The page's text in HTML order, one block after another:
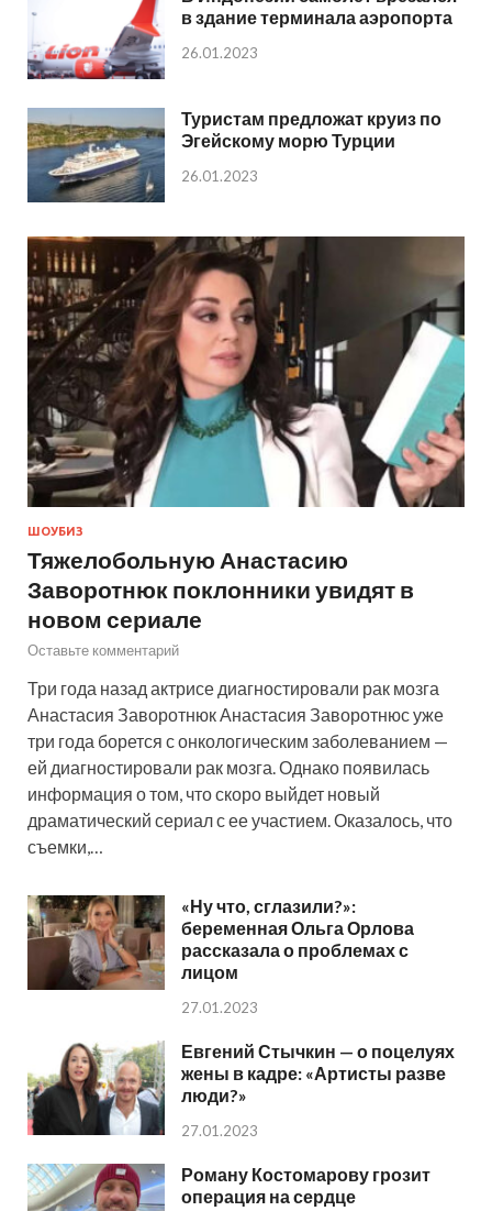
в здание терминала аэропорта
26.01.2023
Туристам предложат круиз по
Эгейскому морю Турции
26.01.2023
ШОУБИЗ
Тяжелобольную Анастасию
Заворотнюк поклонники увидят в
новом сериале
Оставьте комментарий
Три года назад актрисе диагностировали рак мозга
Анастасия Заворотнюк Анастасия Заворотнюс уже
три года борется с онкологическим заболеванием —
ей диагностировали рак мозга. Однако появилась
информация о том, что скоро выйдет новый
драматический сериал с ее участием. Оказалось, что
съемки,…
«Ну что, сглазили?»:
беременная Ольга Орлова
рассказала о проблемах с
лицом
27.01.2023
Евгений Стычкин — о поцелуях
жены в кадре: «Артисты разве
люди?»
27.01.2023
Роману Костомарову грозит
операция на сердце